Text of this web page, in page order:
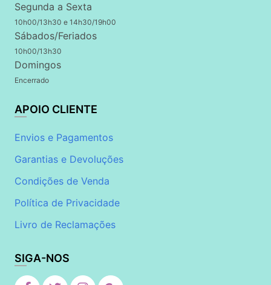
Segunda a Sexta
10h00/13h30 e 14h30/19h00
Sábados/Feriados
10h00/13h30
Domingos
Encerrado
APOIO CLIENTE
Envios e Pagamentos
Garantias e Devoluções
Condições de Venda
Política de Privacidade
Livro de Reclamações
SIGA-NOS